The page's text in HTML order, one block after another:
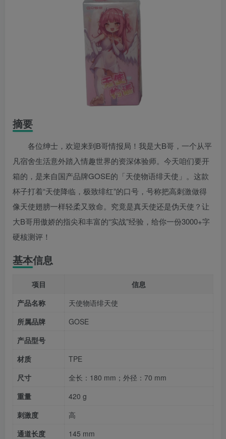
摘要
各位绅士，欢迎来到B哥情报局！我是大B哥，一个从平
凡宿舍生活意外踏入情趣世界的资深体验师。今天咱们要开
箱的，是来自国产品牌GOSE的「天使物语绯天使」。这款
杯子打着“天使降临，极致绯红”的口号，号称把高刺激做得
像天使翅膀一样轻柔又致命。究竟是真天使还是伪天使？让
大B哥用傲娇的指尖和丰富的“实战”经验，给你一份3000+字
硬核测评！
基本信息
项目
信息
产品名称
天使物语绯天使
所属品牌
GOSE
产品型号
材质
TPE
尺寸
全长：180 mm；外径：70 mm
重量
420 g
刺激度
高
通道长度
145 mm